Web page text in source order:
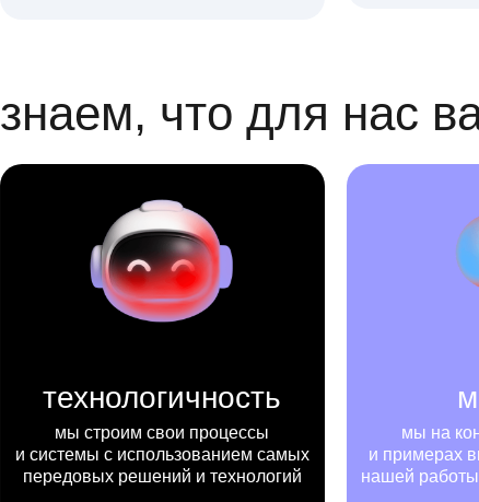
знаем, что для нас
технологичность
мы строим свои процессы
и системы с использованием самых
передовых решений и технологий
мы на
и примерах
нашей